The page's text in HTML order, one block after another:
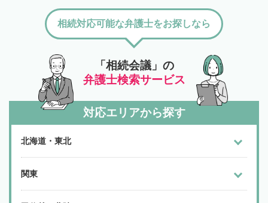
「相続会議」の
弁護士検索サービス
相続対応可能な弁護士をお探しなら
対応エリアから探す
北海道・東北
関東